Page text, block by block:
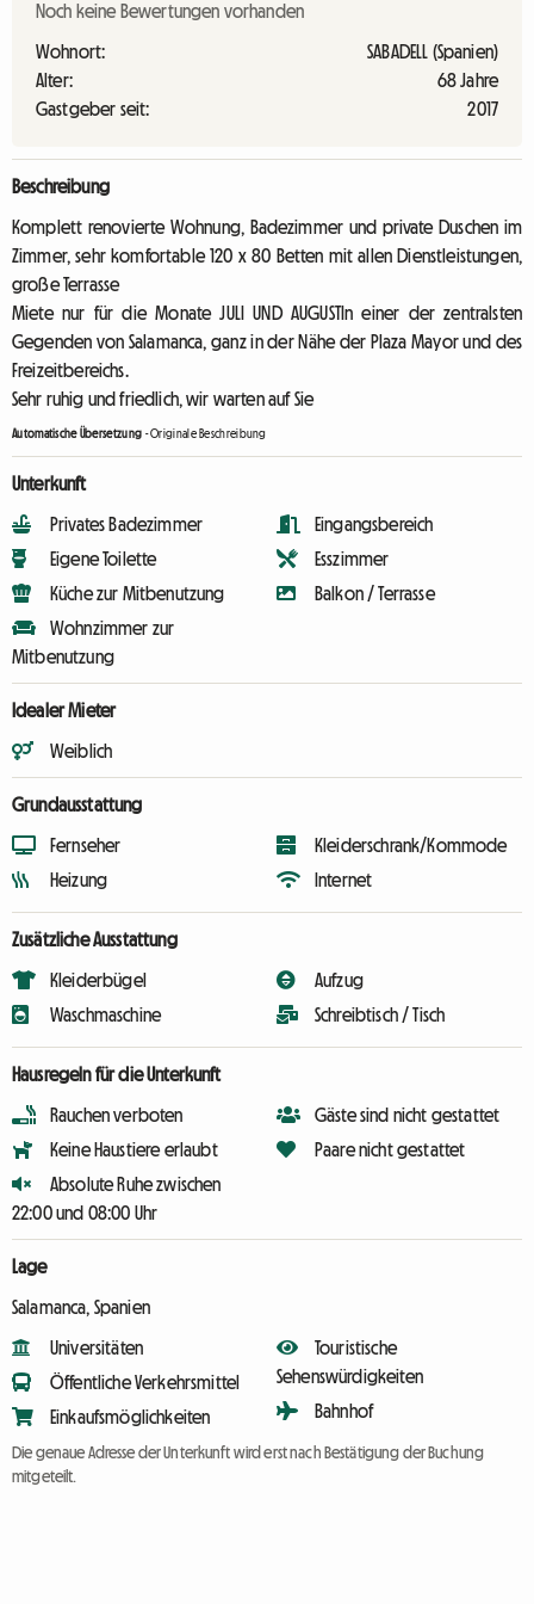
Noch keine Bewertungen vorhanden
Wohnort:
SABADELL (Spanien)
Alter:
68 Jahre
Gastgeber seit:
2017
Beschreibung
Komplett renovierte Wohnung, Badezimmer und private Duschen im
Zimmer, sehr komfortable 120 x 80 Betten mit allen Dienstleistungen,
große Terrasse
Miete nur für die Monate JULI UND AUGUSTIn einer der zentralsten
Gegenden von Salamanca, ganz in der Nähe der Plaza Mayor und des
Freizeitbereichs.
Sehr ruhig und friedlich, wir warten auf Sie
Automatische Übersetzung -Originale Beschreibung
Unterkunft
Privates Badezimmer
Eigene Toilette
Küche zur Mitbenutzung
Wohnzimmer zur
Mitbenutzung
Eingangsbereich
Esszimmer
Balkon / Terrasse
Idealer Mieter
Weiblich
Grundausstattung
Fernseher
Heizung
Kleiderschrank/Kommode
Internet
Zusätzliche Ausstattung
Kleiderbügel
Waschmaschine
Aufzug
Schreibtisch / Tisch
Hausregeln für die Unterkunft
Rauchen verboten
Keine Haustiere erlaubt
Absolute Ruhe zwischen
22:00 und 08:00 Uhr
Gäste sind nicht gestattet
Paare nicht gestattet
Lage
Salamanca, Spanien
Universitäten
Öffentliche Verkehrsmittel
Einkaufsmöglichkeiten
Touristische
Sehenswürdigkeiten
Bahnhof
Die genaue Adresse der Unterkunft wird erst nach Bestätigung der Buchung
mitgeteilt.